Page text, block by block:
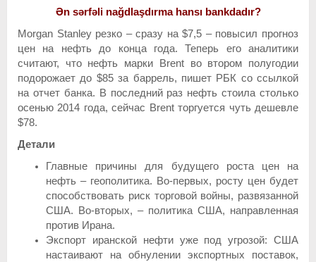
Ən sərfəli nağdlaşdırma hansı bankdadır?
Morgan Stanley резко – сразу на $7,5 – повысил прогноз
цен на нефть до конца года. Теперь его аналитики
считают, что нефть марки Brent во втором полугодии
подорожает до $85 за баррель, пишет РБК со ссылкой
на отчет банка. В последний раз нефть стоила столько
осенью 2014 года, сейчас Brent торгуется чуть дешевле
$78.
Детали
Главные причины для будущего роста цен на
нефть – геополитика. Во-первых, росту цен будет
способствовать риск торговой войны, развязанной
США. Во-вторых, – политика США, направленная
против Ирана.
Экспорт иранской нефти уже под угрозой: США
настаивают на обнулении экспортных поставок,